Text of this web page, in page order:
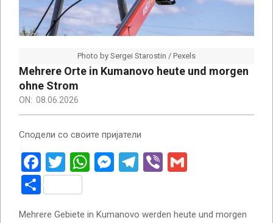
Photo by Sergei Starostin / Pexels
Mehrere Orte in Kumanovo heute und morgen
ohne Strom
ON: 08.06.2026
Сподели со своите пријатели
Facebook
Twitter
WhatsApp
Messenger
Telegram
Viber
Teilen
Mehrere Gebiete in Kumanovo werden heute und morgen